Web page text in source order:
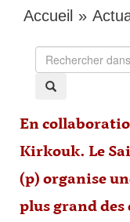
Accueil »
En
Kirkouk. Le
(p) organise
plus grand des